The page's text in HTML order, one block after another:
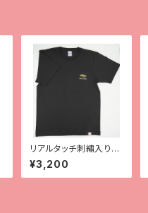
リアルタッチ刺繡入りT
シャツ【チャホウア】
¥3,200